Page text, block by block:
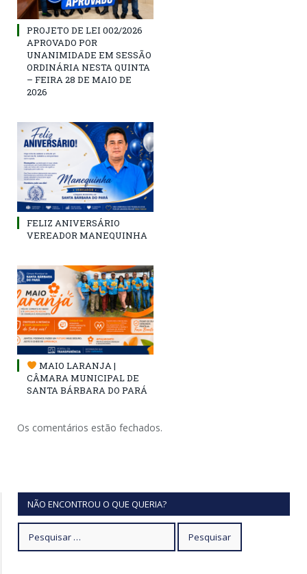
PROJETO DE LEI 002/2026
APROVADO POR
UNANIMIDADE EM SESSÃO
ORDINÁRIA NESTA QUINTA
– FEIRA 28 DE MAIO DE
2026
FELIZ ANIVERSÁRIO
VEREADOR MANEQUINHA
MAIO LARANJA |
CÂMARA MUNICIPAL DE
SANTA BÁRBARA DO PARÁ
Os comentários estão fechados.
NÃO ENCONTROU O QUE QUERIA?